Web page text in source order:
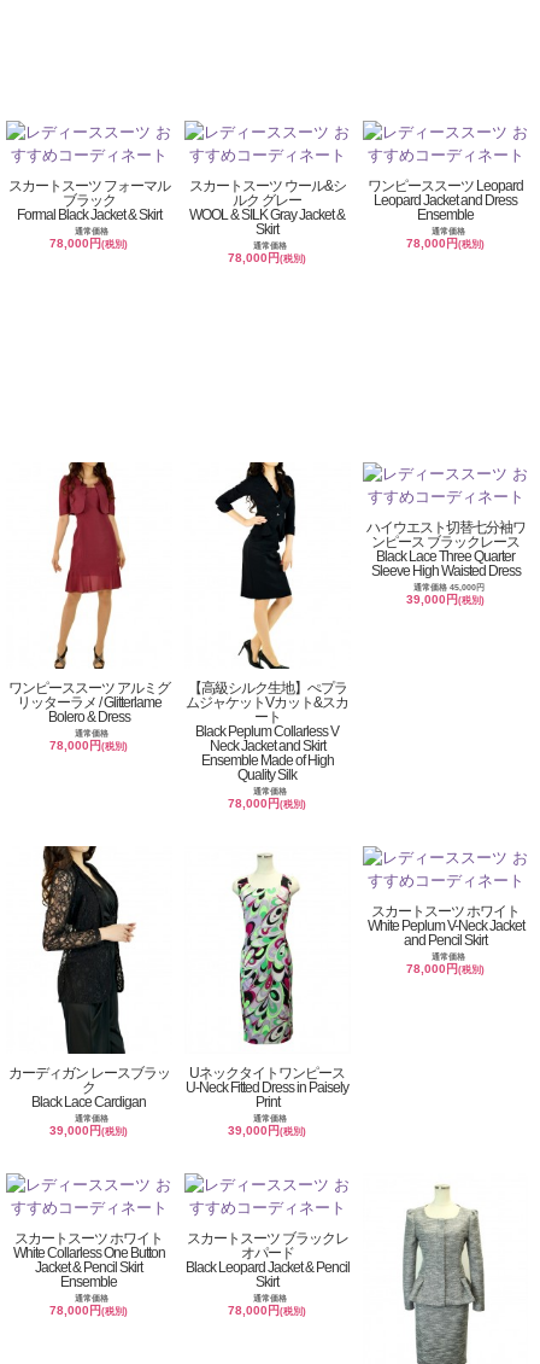
スカートスーツ フォーマル
ブラック
Formal Black Jacket & Skirt
通常価格
78,000円(税別)
スカートスーツ ウール&シ
ルク グレー
WOOL & SILK Gray Jacket &
Skirt
通常価格
78,000円(税別)
ワンピーススーツ Leopard
Leopard Jacket and Dress
Ensemble
通常価格
78,000円(税別)
ワンピーススーツ アルミグ
リッターラメ / Glitterlame
Bolero & Dress
通常価格
78,000円(税別)
【高級シルク生地】ぺプラ
ムジャケットVカット&スカ
ート
Black Peplum Collarless V
Neck Jacket and Skirt
Ensemble Made of High
Quality Silk
通常価格
78,000円(税別)
ハイウエスト切替七分袖ワ
ンピース ブラックレース
Black Lace Three Quarter
Sleeve High Waisted Dress
通常価格 45,000円
39,000円(税別)
カーディガン レースブラッ
ク
Black Lace Cardigan
通常価格
39,000円(税別)
Uネックタイトワンピース
U-Neck Fitted Dress in Paisely
Print
通常価格
39,000円(税別)
スカートスーツ ホワイト
White Peplum V-Neck Jacket
and Pencil Skirt
通常価格
78,000円(税別)
スカートスーツ ホワイト
White Collarless One Button
Jacket & Pencil Skirt
Ensemble
通常価格
78,000円(税別)
スカートスーツ ブラックレ
オパード
Black Leopard Jacket & Pencil
Skirt
通常価格
78,000円(税別)